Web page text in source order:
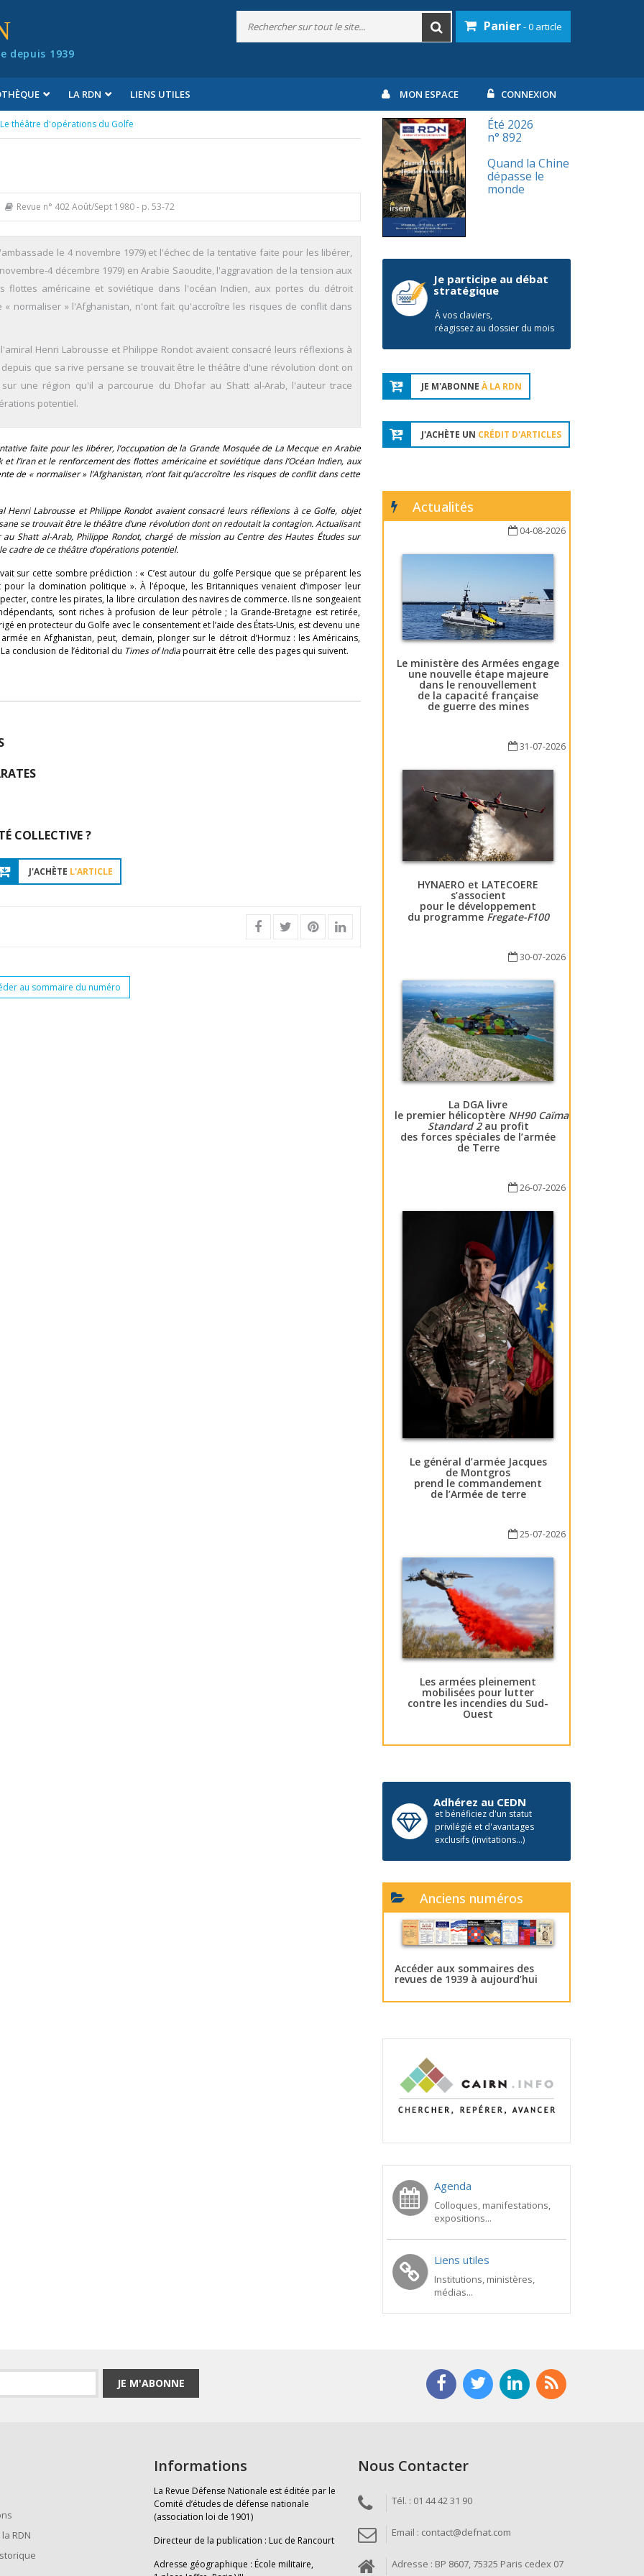
depuis 1939
Panier- 0 article
LA RDN LIENS UTILES MON ESPACE CONNEXION
Le théâtre d'opérations du Golfe
Revue n° 402 Août/Sept 1980- p. 53-72
le 4 novembre 1979) et l'échec de la tentative faite pour les libérer,
4 décembre 1979) en Arabie Saoudite, l'aggravation de la tension aux
américaine et soviétique dans l'océan Indien, aux portes du détroit
normaliser » l'Afghanistan, n'ont fait qu'accroître les risques de conflit dans
Henri Labrousse et Philippe Rondot avaient consacré leurs réflexions à
que sa rive persane se trouvait être le théâtre d'une révolution dont on
une région qu'il a parcourue du Dhofar au Shatt al-Arab, l'auteur trace
potentiel.
faite pour les libérer, l’occupation de la Grande Mosquée de La Mecque en Arabie
l’Iran et le renforcement des flottes américaine et soviétique dans l’Océan Indien, aux
de « normaliser » l’Afghanistan, n’ont fait qu’accroître les risques de conflit dans cette
Henri Labrousse et Philippe Rondot avaient consacré leurs réflexions à ce Golfe, objet
se trouvait être le théâtre d’une révolution dont on redoutait la contagion. Actualisant
Shatt al-Arab, Philippe Rondot, chargé de mission au Centre des Hautes Études sur
cadre de ce théâtre d’opérations potentiel.
sur cette sombre prédiction : « C’est autour du golfe Persique que se préparent les
la domination politique ». À l’époque, les Britanniques venaient d’imposer leur
contre les pirates, la libre circulation des navires de commerce. Ils ne songeaient
sont riches à profusion de leur pétrole ; la Grande-Bretagne est retirée,
en protecteur du Golfe avec le consentement et l’aide des États-Unis, est devenu une
en Afghanistan, peut, demain, plonger sur le détroit d’Hormuz : les Américains,
conclusion de l’éditorial du Times of Indiapourrait être celle des pages qui suivent.
COLLECTIVE ?
J'ACHÈTE L'ARTICLE
au sommaire du numéro
Été 2026
n° 892
Quand la Chine
dépasse le
monde
Je participe au débat
stratégique
À vos claviers,
réagissez au dossier du mois
JE M'ABONNE À LA RDN
J'ACHÈTE UN CRÉDIT D'ARTICLES
Actualités
04-08-2026
Le ministère des Armées engage
une nouvelle étape majeure
dans le renouvellement
de la capacité française
de guerre des mines
31-07-2026
HYNAERO et LATECOERE
s’associent
pour le développement
du programme Fregate-F100
30-07-2026
La DGA livre
le premier hélicoptère NH90 Caïman
Standard 2au profit
des forces spéciales de l’armée
de Terre
26-07-2026
Le général d’armée Jacques
de Montgros
prend le commandement
de l’Armée de terre
25-07-2026
Les armées pleinement
mobilisées pour lutter
contre les incendies du Sud-
Ouest
Adhérez au CEDN
et bénéficiez d'un statut
privilégié et d'avantages
exclusifs (invitations...)
Anciens numéros
Accéder aux sommaires des
revues de 1939 à aujourd’hui
Agenda
Colloques, manifestations,
expositions...
Liens utiles
Institutions, ministères,
médias...
JE M'ABONNE
RDN
Informations
La Revue Défense Nationale est éditée par le
Comité d’études de défense nationale
(association loi de 1901)
Directeur de la publication : Luc de Rancourt
Adresse géographique : École militaire,
Nous Contacter
Tél. : 01 44 42 31 90
Email : contact@defnat.com
Adresse : BP 8607, 75325 Paris cedex 07